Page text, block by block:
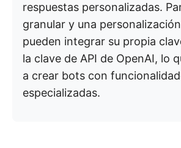
respuestas personalizadas.
granular y una
pueden integrar su propia
la clave de API de OpenAI, lo
a crear bots con
especializadas.